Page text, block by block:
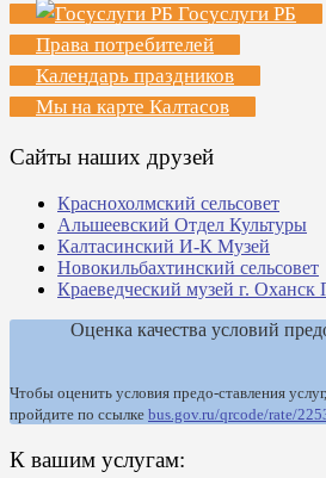
Госуслуги РБ
Права потребителей
Календарь праздников
Мы на карте Калтасов
Сайты наших друзей
Краснохолмский сельсовет
Альшеевский Отдел Культуры
Калтасинский И-К Музей
Новокильбахтинский сельсовет
Краеведческий музей г. Оханск
Оценка качества условий
Чтобы оценить условия предо-ставления
пройдите по ссылке bus.gov.ru/qrcode/rate/
К вашим услугам: